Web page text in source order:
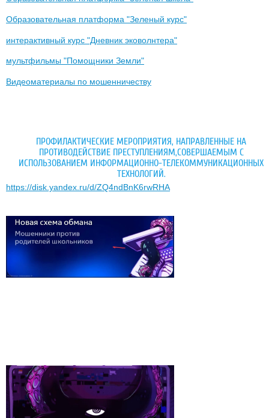
Образовательная платформа "Зеленый курс"
интерактивный курс "Дневник эковолнтера"
мультфильмы "Помощники Земли"
Видеоматериалы по мошенничеству
ПРОФИЛАКТИЧЕСКИЕ МЕРОПРИЯТИЯ, НАПРАВЛЕННЫЕ НА
ПРОТИВОДЕЙСТВИЕ ПРЕСТУПЛЕНИЯМ,СОВЕРШАЕМЫМ С
ИСПОЛЬЗОВАНИЕМ ИНФОРМАЦИОННО-ТЕЛЕКОММУНИКАЦИОННЫХ
ТЕХНОЛОГИЙ.
https://disk.yandex.ru/d/ZQ4ndBnK6rwRHA